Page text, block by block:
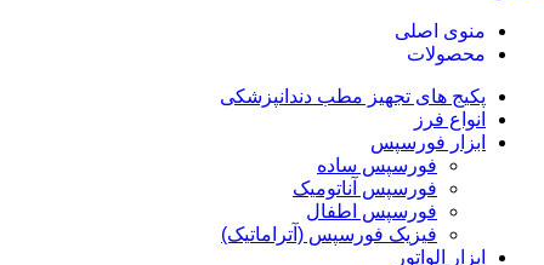
منوی اصلی
محصولات
پکیج های تجهیز مطب دندانپزشکی
انواع فرز
ابزار فورسپس
فورسپس ساده
فورسپس آناتومیک
فورسپس اطفال
فیزیک فورسپس (آتراماتیک)
ابزار الواتور